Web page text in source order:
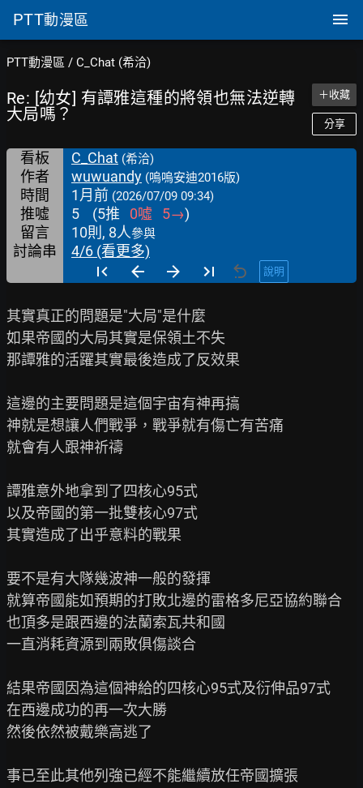
PTT動漫區
PTT動漫區 / C_Chat (希洽)
Re: [幼女] 有譚雅這種的將領也無法逆轉
大局嗎？
＋收藏
分享
看板 C_Chat (希洽)
作者 wuwuandy (嗚嗚安迪2016版)
時間 1月前 (2026/07/09 09:34)
推噓 5 (5推 0噓 5→)
留言
10則, 8人參與
討論串 4/6 (看更多)
說明
其實真正的問題是"大局"是什麼
如果帝國的大局其實是保領土不失
那譚雅的活躍其實最後造成了反效果
這邊的主要問題是這個宇宙有神再搞
神就是想讓人們戰爭，戰爭就有傷亡有苦痛
就會有人跟神祈禱
譚雅意外地拿到了四核心95式
以及帝國的第一批雙核心97式
其實造成了出乎意料的戰果
要不是有大隊幾波神一般的發揮
就算帝國能如預期的打敗北邊的雷格多尼亞協約聯合
也頂多是跟西邊的法蘭索瓦共和國
一直消耗資源到兩敗俱傷談合
結果帝國因為這個神給的四核心95式及衍伸品97式
在西邊成功的再一次大勝
然後依然被戴樂高逃了
事已至此其他列強已經不能繼續放任帝國擴張